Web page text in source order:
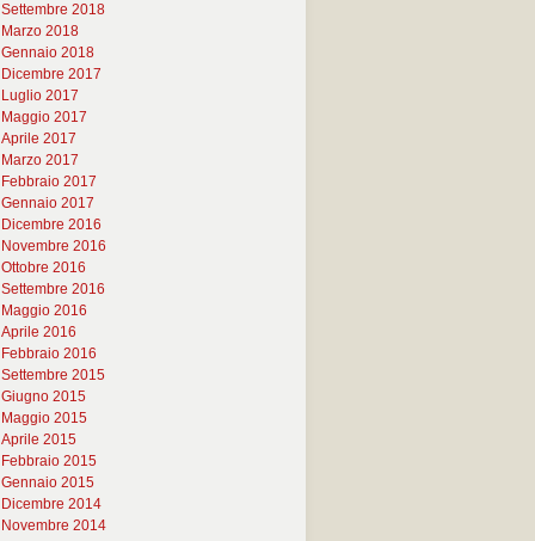
Settembre 2018
Marzo 2018
Gennaio 2018
Dicembre 2017
Luglio 2017
Maggio 2017
Aprile 2017
Marzo 2017
Febbraio 2017
Gennaio 2017
Dicembre 2016
Novembre 2016
Ottobre 2016
Settembre 2016
Maggio 2016
Aprile 2016
Febbraio 2016
Settembre 2015
Giugno 2015
Maggio 2015
Aprile 2015
Febbraio 2015
Gennaio 2015
Dicembre 2014
Novembre 2014